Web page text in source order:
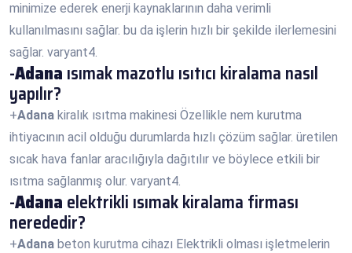
minimize ederek enerji kaynaklarının daha verimli
kullanılmasını sağlar. bu da işlerin hızlı bir şekilde ilerlemesini
sağlar. varyant4.
-Adana ısımak mazotlu ısıtıcı kiralama nasıl
yapılır?
+Adana kiralık ısıtma makinesi Özellikle nem kurutma
ihtiyacının acil olduğu durumlarda hızlı çözüm sağlar. üretilen
sıcak hava fanlar aracılığıyla dağıtılır ve böylece etkili bir
ısıtma sağlanmış olur. varyant4.
-Adana elektrikli ısımak kiralama firması
nerededir?
+Adana beton kurutma cihazı Elektrikli olması işletmelerin